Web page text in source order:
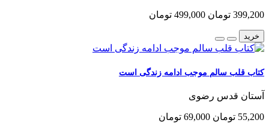
399,200 تومان 499,000 تومان
خرید
کتاب قلب سالم موجب ادامه زندگی است
آستان قدس رضوی
55,200 تومان 69,000 تومان